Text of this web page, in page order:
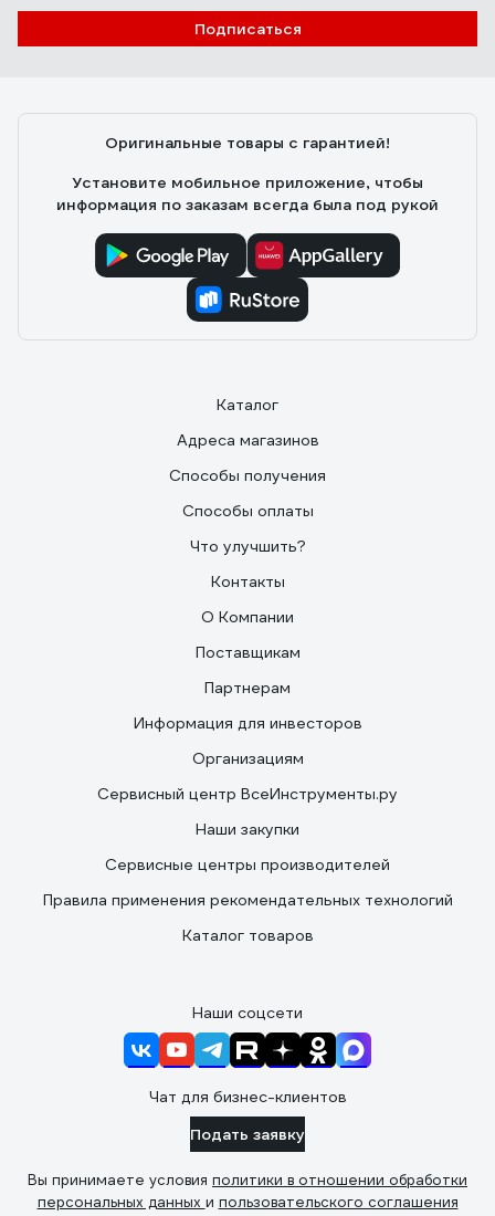
Подписаться
Оригинальные товары с гарантией!
Установите мобильное приложение, чтобы
информация по заказам всегда была под рукой
Каталог
Адреса магазинов
Способы получения
Способы оплаты
Что улучшить?
Контакты
О Компании
Поставщикам
Партнерам
Информация для инвесторов
Организациям
Сервисный центр ВсеИнструменты.ру
Наши закупки
Сервисные центры производителей
Правила применения рекомендательных технологий
Каталог товаров
Наши соцсети
Чат для бизнес-клиентов
Подать заявку
Вы принимаете условия политики в отношении обработки
персональных данных и пользовательского соглашения